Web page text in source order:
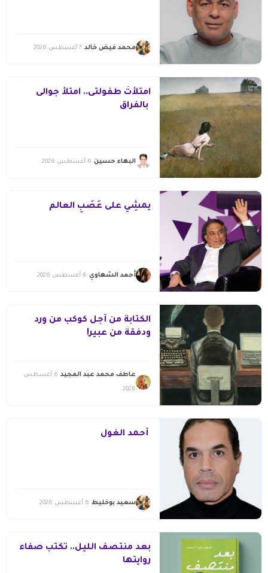
محمد فيض خالد 7 أغسطس 2026
امتلأتْ طفولتى.. امتلأ جوالى
بالفراق
البهاء حسين 6 أغسطس 2026
يمشِي على عَصَبِ العالم
أحمد الشهاوي 6 أغسطس 2026
الكتابة من أجل كوكب من ورد
ودفقة من عبير!
عاطف محمد عبد المجيد 6 أغسطس
2026
أحمد الغول
سعيد بوخليط 6 أغسطس 2026
بعد منتصف الليل.. تكتب صفاء
روايتها